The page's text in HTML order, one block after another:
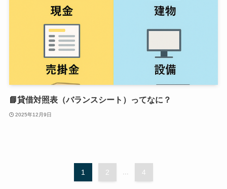
📘貸借対照表（バランスシート）ってなに？
2025年12月9日
1 2 ... 4